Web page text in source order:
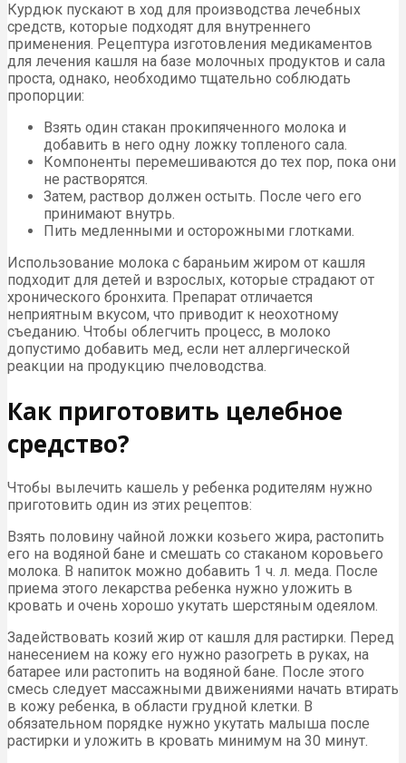
Курдюк пускают в ход для производства лечебных
средств, которые подходят для внутреннего
применения. Рецептура изготовления медикаментов
для лечения кашля на базе молочных продуктов и сала
проста, однако, необходимо тщательно соблюдать
пропорции:
Взять один стакан прокипяченного молока и
добавить в него одну ложку топленого сала.
Компоненты перемешиваются до тех пор, пока они
не растворятся.
Затем, раствор должен остыть. После чего его
принимают внутрь.
Пить медленными и осторожными глотками.
Использование молока с бараньим жиром от кашля
подходит для детей и взрослых, которые страдают от
хронического бронхита. Препарат отличается
неприятным вкусом, что приводит к неохотному
съеданию. Чтобы облегчить процесс, в молоко
допустимо добавить мед, если нет аллергической
реакции на продукцию пчеловодства.
Как приготовить целебное
средство?
Чтобы вылечить кашель у ребенка родителям нужно
приготовить один из этих рецептов:
Взять половину чайной ложки козьего жира, растопить
его на водяной бане и смешать со стаканом коровьего
молока. В напиток можно добавить 1 ч. л. меда. После
приема этого лекарства ребенка нужно уложить в
кровать и очень хорошо укутать шерстяным одеялом.
Задействовать козий жир от кашля для растирки. Перед
нанесением на кожу его нужно разогреть в руках, на
батарее или растопить на водяной бане. После этого
смесь следует массажными движениями начать втирать
в кожу ребенка, в области грудной клетки. В
обязательном порядке нужно укутать малыша после
растирки и уложить в кровать минимум на 30 минут.